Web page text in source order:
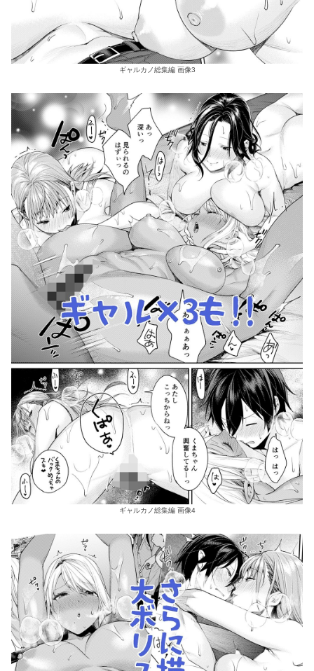
ギャルカノ総集編 画像3
ギャルカノ総集編 画像4